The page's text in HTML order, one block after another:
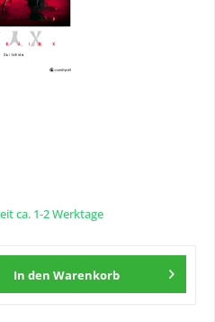
ca. 1-2 Werktage
In den Warenkorb